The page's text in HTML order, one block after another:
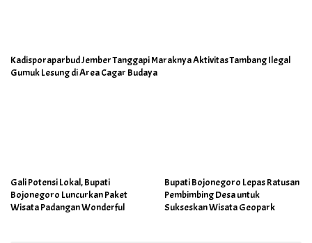
Kadisporaparbud Jember Tanggapi Maraknya Aktivitas Tambang Ilegal
Gumuk Lesung di Area Cagar Budaya
Gali Potensi Lokal, Bupati
Bojonegoro Luncurkan Paket
Wisata Padangan Wonderful
Bupati Bojonegoro Lepas Ratusan
Pembimbing Desa untuk
Sukseskan Wisata Geopark